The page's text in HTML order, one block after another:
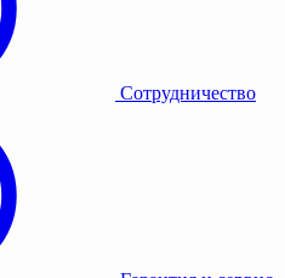
Сотрудничество